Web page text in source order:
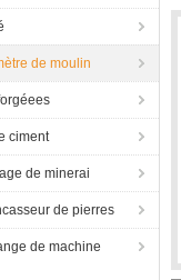
de moulin
ciment
de minerai
de pierres
de machine